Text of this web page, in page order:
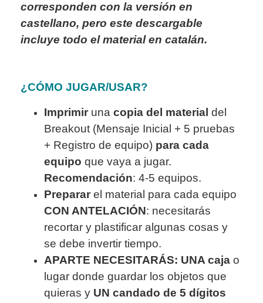
corresponden con la versión en
castellano, pero este descargable
incluye todo el material en catalán.
¿CÓMO JUGAR/USAR?
Imprimir una copia del material del
Breakout (Mensaje Inicial + 5 pruebas
+ Registro de equipo) para cada
equipo que vaya a jugar.
Recomendación: 4-5 equipos.
Preparar el material para cada equipo
CON ANTELACIÓN: necesitarás
recortar y plastificar algunas cosas y
se debe invertir tiempo.
APARTE NECESITARÁS: UNA caja o
lugar donde guardar los objetos que
quieras y UN candado de 5 dígitos